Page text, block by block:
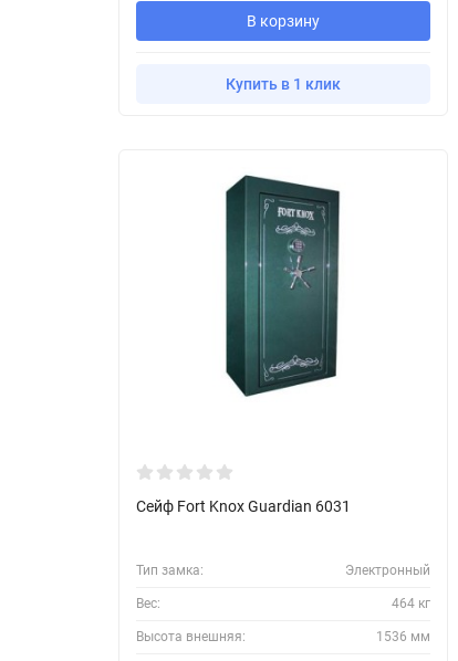
В корзину
Купить в 1 клик
Сейф Fort Knox Guardian 6031
Тип замка: Электронный
Вес: 464 кг
Высота внешняя: 1536 мм